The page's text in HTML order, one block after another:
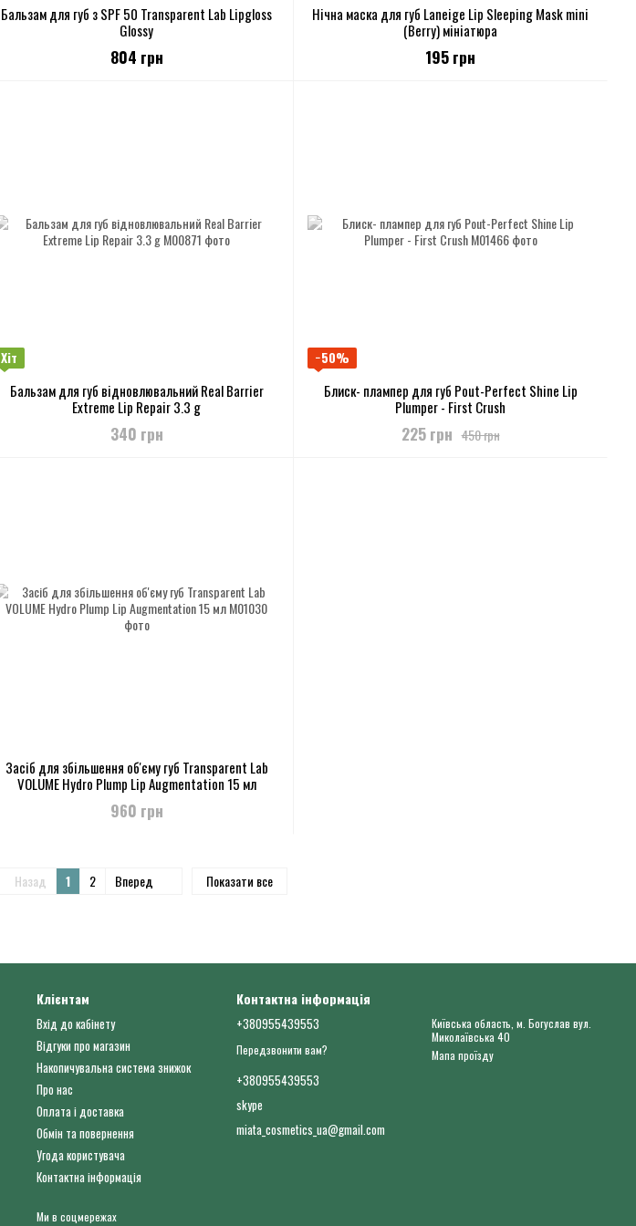
Бальзам для губ з SPF 50 Transparent Lab Lipgloss
Glossy
804 грн
Нічна маска для губ Laneige Lip Sleeping Mask mini
(Berry) мініатюра
195 грн
Хіт
Бальзам для губ відновлювальний Real Barrier
Extreme Lip Repair 3.3 g
340 грн
−50%
Блиск- плампер для губ Pout-Perfect Shine Lip
Plumper - First Crush
450 грн
225 грн
Засіб для збільшення об'єму губ Transparent Lab
VOLUME Hydro Plump Lip Augmentation 15 мл
960 грн
Назад 1 2 Вперед Показати все
Клієнтам
Вхід до кабінету
Відгуки про магазин
Накопичувальна система знижок
Про нас
Оплата і доставка
Обмін та повернення
Угода користувача
Контактна інформація
Ми в соцмережах
Контактна інформація
+380955439553
Передзвонити вам?
+380955439553
skype
miata_cosmetics_ua@gmail.com
Київська область, м. Богуслав вул.
Миколаївська 40
Мапа проїзду